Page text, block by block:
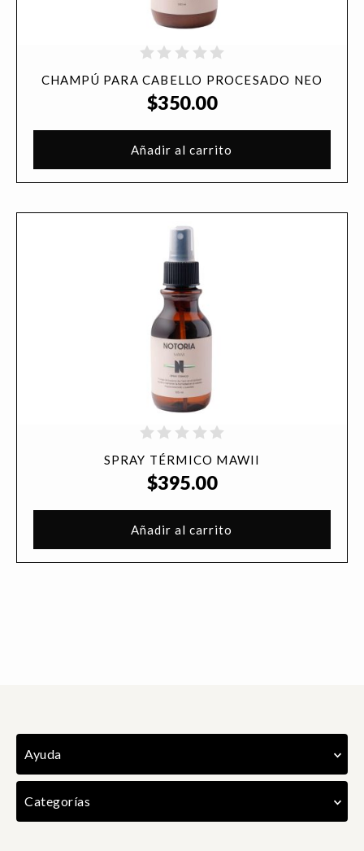
CHAMPÚ PARA CABELLO PROCESADO NEO
$350.00
Añadir al carrito
SPRAY TÉRMICO MAWII
$395.00
Añadir al carrito
Ayuda
Categorías